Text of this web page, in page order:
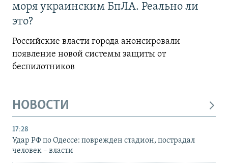
моря украинским БпЛА. Реально ли
это?
Российские власти города анонсировали
появление новой системы защиты от
беспилотников
НОВОСТИ
17:28
Удар РФ по Одессе: поврежден стадион, пострадал
человек – власти